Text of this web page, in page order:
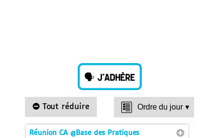
Tout réduire Ordre du jour ▾
Réunion CA@Base des Pratiques